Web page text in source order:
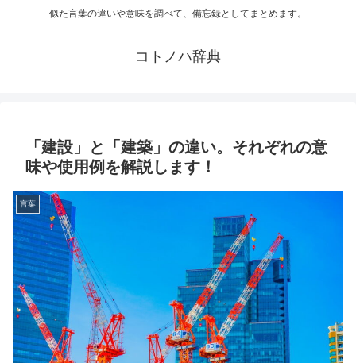
似た言葉の違いや意味を調べて、備忘録としてまとめます。
コトノハ辞典
「建設」と「建築」の違い。それぞれの意
味や使用例を解説します！
言葉